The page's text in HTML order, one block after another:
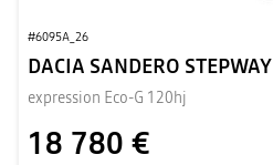
#6095A_26
DACIA SANDERO STEPWAY
expression Eco-G 120hj
18 780 €